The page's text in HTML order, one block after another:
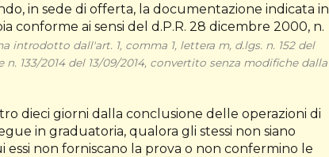
in sede di offerta, la documentazione indicata in
conforme ai sensi del d.P.R. 28 dicembre 2000, n.
introdotto dall'art. 1, comma 1, lettera m, d.lgs. n. 152 del
133/2014 del 13/09/2014, convertito senza modifiche dalla
dieci giorni dalla conclusione delle operazioni di
in graduatoria, qualora gli stessi non siano
non forniscano la prova o non confermino le